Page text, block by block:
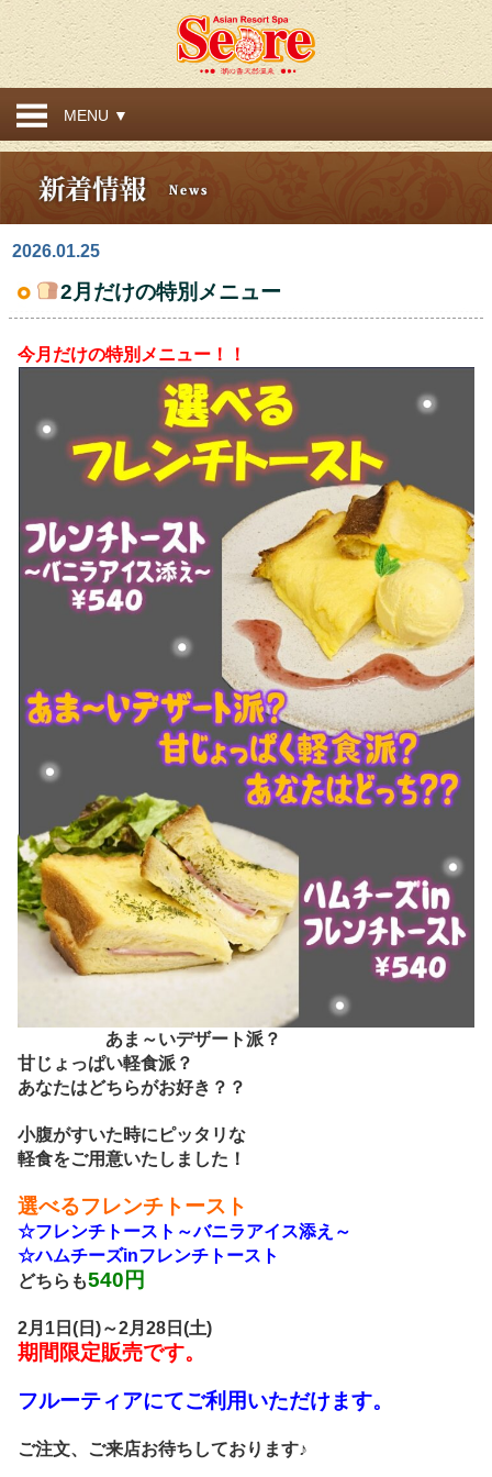
MENU ▼
2026.01.25
2月だけの特別メニュー
今月だけの特別メニュー！！
あま～いデザート派？
甘じょっぱい軽食派？
あなたはどちらがお好き？？
小腹がすいた時にピッタリな
軽食をご用意いたしました！
選べるフレンチトースト
☆フレンチトースト～バニラアイス添え～
☆ハムチーズinフレンチトースト
どちらも540円
2月1日(日)～2月28日(土)
期間限定販売です。
フルーティアにてご利用いただけます。
ご注文、ご来店お待ちしております♪